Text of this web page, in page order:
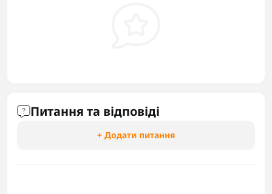
Питання та відповіді
+ Додати питання